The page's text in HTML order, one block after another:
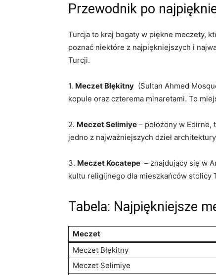
Przewodnik‌ po
Turcja to kraj bogaty w piękne⁣ meczety,
poznać niektóre ​z ‌najpiękniejszych i
Turcji.
1. Meczet Błękitny
(Sultan ‍Ahmed
kopule oraz ⁣czterema minaretami. To
2.​ Meczet Selimiye – położony w
jedno z najważniejszych dzieł
3. Meczet Kocatepe
– znajdujący ⁢się w
kultu religijnego dla mieszkańców stolicy
Tabela: Najpiękniejsze
Meczet
Meczet Błękitny
Meczet Selimiye